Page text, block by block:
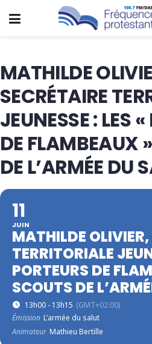
MATHILDE
SECRÉTAIRE
JEUNESSE : LES
DE FLAMBEAUX
DE L’ARMÉE DU
11
JUIN
MATHILDE OLIVIER,
TERRITORIALE
PORTEURS DE
SCOUTS DE
13h00 - 13h15 (GMT+02:00)
Émission L’armée du salut
Animateur Mathieu Bertille